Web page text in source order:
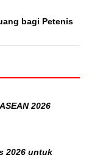
bagi Petenis
2026
2026 untuk